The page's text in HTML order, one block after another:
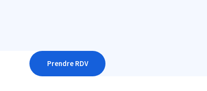
Prendre RDV